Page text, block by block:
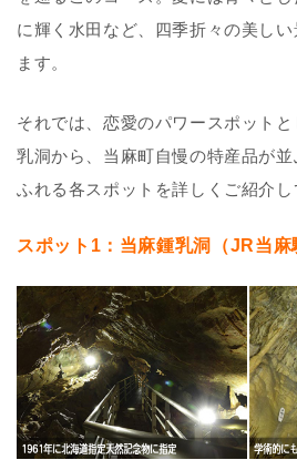
に輝く水田など、四季折々の美し
ます。
それでは、恋愛のパワースポット
乳洞から、当麻町自慢の特産品が
ふれる各スポットを詳しくご紹介し
スポット1：当麻鍾乳洞（JR当麻